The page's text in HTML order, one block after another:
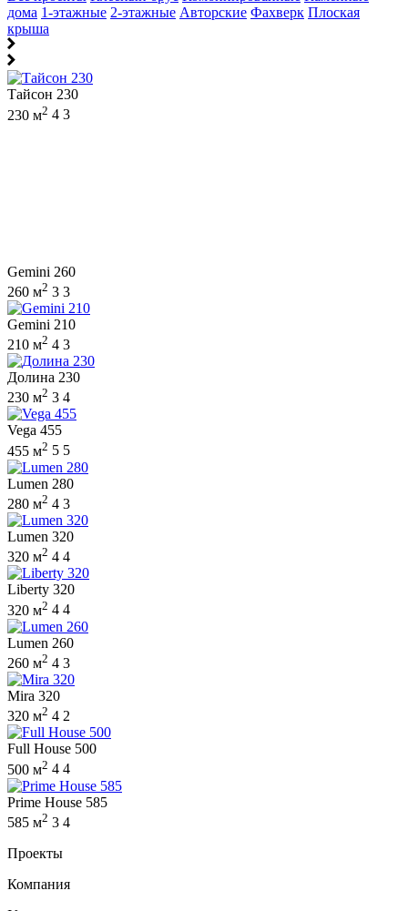
дома 1-этажные 2-этажные Авторские Фахверк Плоская
крыша
Тайсон 230
230 м2 4 3
Gemini 260
260 м2 3 3
Gemini 210
210 м2 4 3
Долина 230
230 м2 3 4
Vega 455
455 м2 5 5
Lumen 280
280 м2 4 3
Lumen 320
320 м2 4 4
Liberty 320
320 м2 4 4
Lumen 260
260 м2 4 3
Mira 320
320 м2 4 2
Full House 500
500 м2 4 4
Prime House 585
585 м2 3 4
Проекты
Компания